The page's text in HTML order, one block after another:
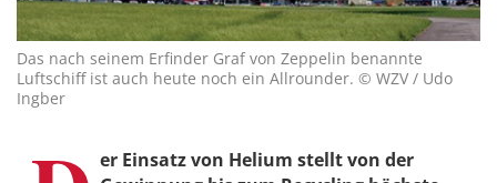
Das nach seinem Erfinder Graf von Zeppelin benannte
Luftschiff ist auch heute noch ein Allrounder. © WZV / Udo
Ingber
er Einsatz von Helium stellt von der